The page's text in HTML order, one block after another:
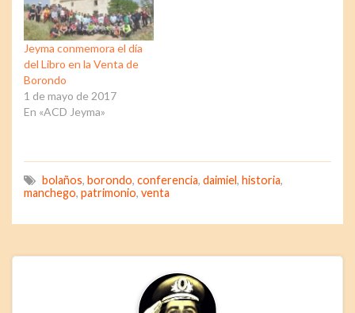
Jeyma conmemora el día
del Libro en la Venta de
Borondo
1 de mayo de 2017
En «ACD Jeyma»
bolaños, borondo, conferencia, daimiel, historia,
manchego, patrimonio, venta